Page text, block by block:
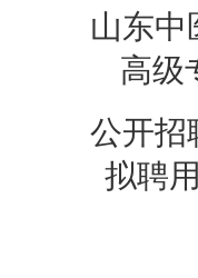
山东中
高级
公开招
拟聘